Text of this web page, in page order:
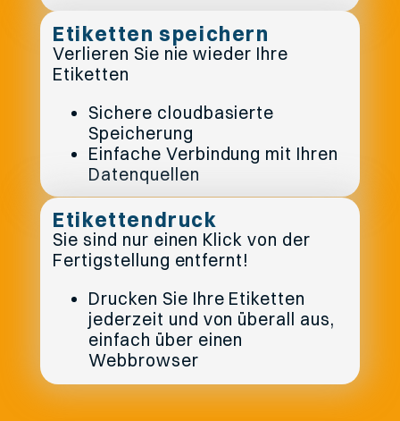
Etiketten speichern
Verlieren Sie nie wieder Ihre
Etiketten
Sichere cloudbasierte
Speicherung
Einfache Verbindung mit Ihren
Datenquellen
Etikettendruck
Sie sind nur einen Klick von der
Fertigstellung entfernt!
Drucken Sie Ihre Etiketten
jederzeit und von überall aus,
einfach über einen
Webbrowser